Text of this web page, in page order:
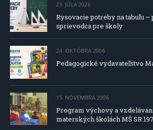
23. JÚLA 2026
Rysovacie potreby na tabuľu
sprievodca pre školy
24. OKTÓBRA 2006
Pedagogické vydavateľstvo
15. NOVEMBRA 2006
Program výchovy a
materských školách MŠ SR